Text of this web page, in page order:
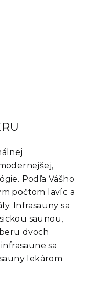
Podľa Vášho
počtom lavíc a
Infrasauny sa
saunou,
dvoch
sa
lekárom